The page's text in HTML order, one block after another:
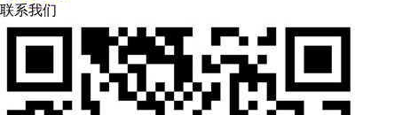
联系我们